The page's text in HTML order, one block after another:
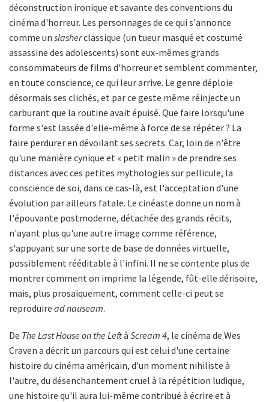
déconstruction ironique et savante des conventions du
cinéma d'horreur. Les personnages de ce qui s'annonce
comme un slasherclassique (un tueur masqué et costumé
assassine des adolescents) sont eux-mêmes grands
consommateurs de films d'horreur et semblent commenter,
en toute conscience, ce qui leur arrive. Le genre déploie
désormais ses clichés, et par ce geste même réinjecte un
carburant que la routine avait épuisé. Que faire lorsqu'une
forme s'est lassée d'elle-même à force de se répéter ? La
faire perdurer en dévoilant ses secrets. Car, loin de n'être
qu'une manière cynique et « petit malin » de prendre ses
distances avec ces petites mythologies sur pellicule, la
conscience de soi, dans ce cas-là, est l'acceptation d'une
évolution par ailleurs fatale. Le cinéaste donne un nom à
l'épouvante postmoderne, détachée des grands récits,
n'ayant plus qu'une autre image comme référence,
s'appuyant sur une sorte de base de données virtuelle,
possiblement rééditable à l'infini. Il ne se contente plus de
montrer comment on imprime la légende, fût-elle dérisoire,
mais, plus prosaïquement, comment celle-ci peut se
reproduire ad nauseam.
De The Last House on the Leftà Scream 4, le cinéma de Wes
Craven a décrit un parcours qui est celui d'une certaine
histoire du cinéma américain, d'un moment nihiliste à
l'autre, du désenchantement cruel à la répétition ludique,
une histoire qu'il aura lui-même contribué à écrire et à